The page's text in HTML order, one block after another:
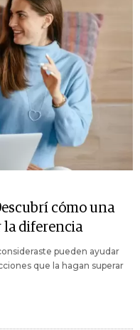
cómo una
la diferencia
pueden ayudar
que la hagan superar